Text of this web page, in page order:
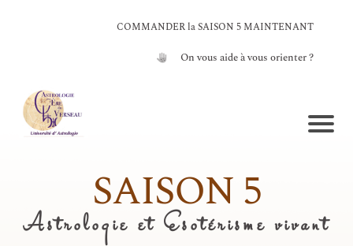
COMMANDER la SAISON 5 MAINTENANT
On vous aide à vous orienter ?
SAISON 5
Astrologie et Esotérisme vivant